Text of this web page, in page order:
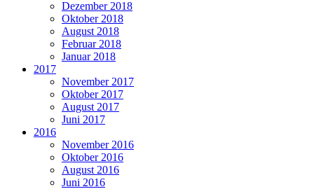
Dezember 2018
Oktober 2018
August 2018
Februar 2018
Januar 2018
2017
November 2017
Oktober 2017
August 2017
Juni 2017
2016
November 2016
Oktober 2016
August 2016
Juni 2016